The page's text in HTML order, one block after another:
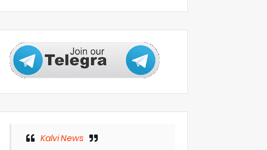
Kalvi News